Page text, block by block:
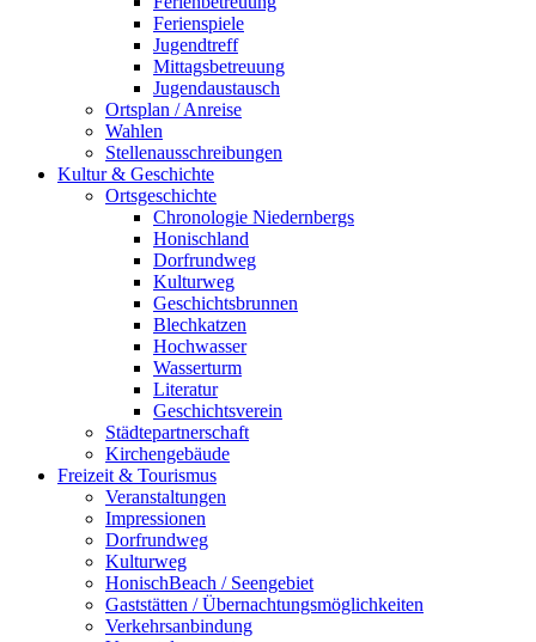
Ferienspiele
Jugendtreff
Mittagsbetreuung
Jugendaustausch
Ortsplan / Anreise
Wahlen
Stellenausschreibungen
Kultur & Geschichte
Ortsgeschichte
Chronologie Niedernbergs
Honischland
Dorfrundweg
Kulturweg
Geschichtsbrunnen
Blechkatzen
Hochwasser
Wasserturm
Literatur
Geschichtsverein
Städtepartnerschaft
Kirchengebäude
Freizeit & Tourismus
Veranstaltungen
Impressionen
Dorfrundweg
Kulturweg
HonischBeach / Seengebiet
Gaststätten / Übernachtungsmöglichkeiten
Verkehrsanbindung